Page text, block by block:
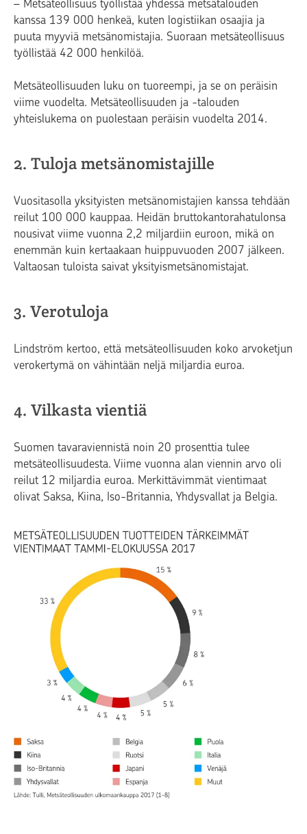
– Metsäteollisuus työllistää yhdessä metsätalouden
kanssa 139 000 henkeä, kuten logistiikan osaajia ja
puuta myyviä metsänomistajia. Suoraan metsäteollisuus
työllistää 42 000 henkilöä.
Metsäteollisuuden luku on tuoreempi, ja se on peräisin
viime vuodelta. Metsäteollisuuden ja -talouden
yhteislukema on puolestaan peräisin vuodelta 2014.
2. Tuloja metsänomistajille
Vuositasolla yksityisten metsänomistajien kanssa tehdään
reilut 100 000 kauppaa. Heidän bruttokantorahatulonsa
nousivat viime vuonna 2,2 miljardiin euroon, mikä on
enemmän kuin kertaakaan huippuvuoden 2007 jälkeen.
Valtaosan tuloista saivat yksityismetsänomistajat.
3. Verotuloja
Lindström kertoo, että metsäteollisuuden koko arvoketjun
verokertymä on vähintään neljä miljardia euroa.
4. Vilkasta vientiä
Suomen tavaraviennistä noin 20 prosenttia tulee
metsäteollisuudesta. Viime vuonna alan viennin arvo oli
reilut 12 miljardia euroa. Merkittävimmät vientimaat
olivat Saksa, Kiina, Iso-Britannia, Yhdysvallat ja Belgia.